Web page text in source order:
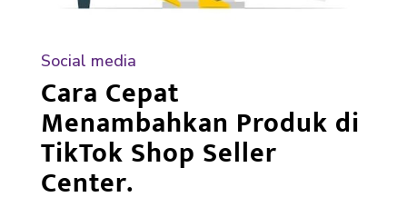
Social media
Cara Cepat
Menambahkan Produk di
TikTok Shop Seller
Center.